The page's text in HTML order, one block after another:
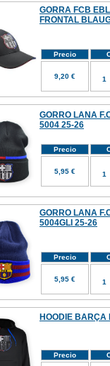
GORRA FCB
FRONTAL
Precio
9,20 €
GORRO LANA
5004 25-26
Precio
5,95 €
GORRO LANA
5004GLI 25-26
Precio
5,95 €
HOODIE BARÇA
Precio